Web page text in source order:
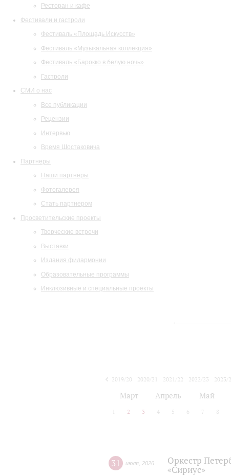
Ресторан и кафе
Фестивали и гастроли
Фестиваль «Площадь Искусств»
Фестиваль «Музыкальная коллекция»
Фестиваль «Барокко в белую ночь»
Гастроли
СМИ о нас
Все публикации
Рецензии
Интервью
Время Шостаковича
Партнеры
Наши партнеры
Фотогалерея
Стать партнером
Просветительские проекты
Творческие встречи
Выставки
Издания филармонии
Образовательные программы
Инклюзивные и специальные проекты
2019/20 2020/21 2021/22 2022/23
2023/
Март Апрель Май
2 3 4 5 6 7 8
31 июля 2026
Оркестр
«Сириус»